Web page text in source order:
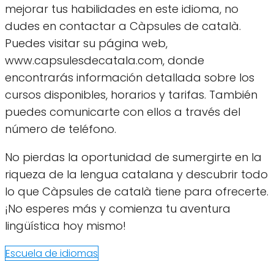
mejorar tus habilidades en este idioma, no
dudes en contactar a Càpsules de català.
Puedes visitar su página web,
www.capsulesdecatala.com, donde
encontrarás información detallada sobre los
cursos disponibles, horarios y tarifas. También
puedes comunicarte con ellos a través del
número de teléfono.
No pierdas la oportunidad de sumergirte en la
riqueza de la lengua catalana y descubrir todo
lo que Càpsules de català tiene para ofrecerte.
¡No esperes más y comienza tu aventura
lingüística hoy mismo!
Escuela de idiomas